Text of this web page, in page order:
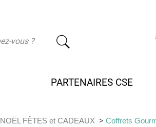
PARTENAIRES CSE
NOËL FÊTES et CADEAUX > Coffrets